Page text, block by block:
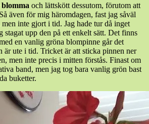
och lättskött dessutom, förutom att
även för mig häromdagen, fast jag såväl
inte gjort i tid. Jag hade tur då inget
stagat upp den på ett enkelt sätt. Det finns
en vanlig gröna blompinne går det
är ute i tid. Tricket är att sticka pinnen ner
men inte precis i mitten förstås. Finast om
band, men jag tog bara vanlig grön bast
buketter.